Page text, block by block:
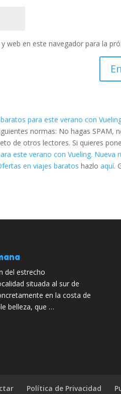
web en este navegador para la
para este verano con
normas: No hagas SPAM,
de otros lectores. Si quieres
este verano con Vueling. Nueva
en viajes baratos hazloaquí.
del estrecho
situada al sur de
en la costa de
belleza, que …
Política de Privacidad